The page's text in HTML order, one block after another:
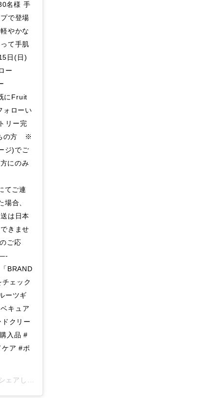
名様 手
で登場
やかな
て手肌
日(日)
ー
にFruit
ォローい
リー完
の方 ※
ジ)でご
にのみ
てご連
合、
は日本
きませ
ご応
BRAND
ェック
ツギ
キュア
クリー
入品 #
ア #ポ
た投稿 –